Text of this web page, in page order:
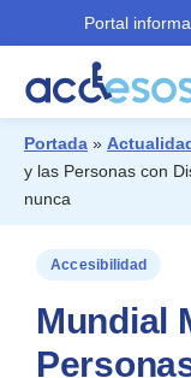
Portal
¿Qué buscas?
Portada »
y las Personas con
nunca
Accesibilidad
Mundial